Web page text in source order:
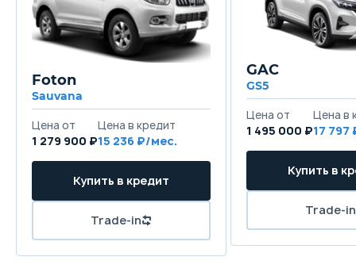
Foton
Sauvana
1 279 900 ₽15 236
GAC
GS5
1 495 000 ₽17 797